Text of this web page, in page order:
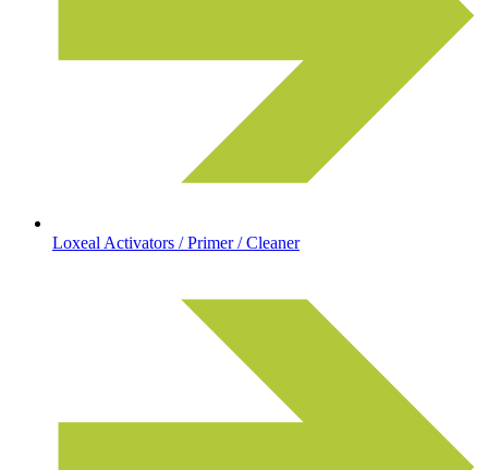
Loxeal Activators / Primer / Cleaner